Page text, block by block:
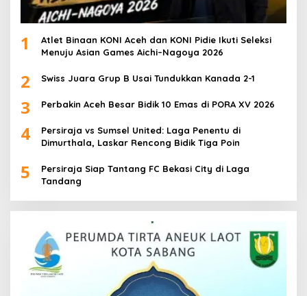
1
Atlet Binaan KONI Aceh dan KONI Pidie Ikuti Seleksi
Menuju Asian Games Aichi–Nagoya 2026
2 Swiss Juara Grup B Usai Tundukkan Kanada 2-1
3 Perbakin Aceh Besar Bidik 10 Emas di PORA XV 2026
4
Persiraja vs Sumsel United: Laga Penentu di
Dimurthala, Laskar Rencong Bidik Tiga Poin
5
Persiraja Siap Tantang FC Bekasi City di Laga
Tandang